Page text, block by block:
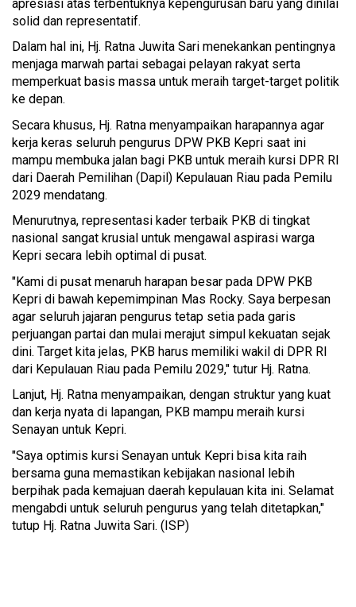
apresiasi atas terbentuknya kepengurusan baru yang dinilai
solid dan representatif.
Dalam hal ini, Hj. Ratna Juwita Sari menekankan pentingnya
menjaga marwah partai sebagai pelayan rakyat serta
memperkuat basis massa untuk meraih target-target politik
ke depan.
Secara khusus, Hj. Ratna menyampaikan harapannya agar
kerja keras seluruh pengurus DPW PKB Kepri saat ini
mampu membuka jalan bagi PKB untuk meraih kursi DPR RI
dari Daerah Pemilihan (Dapil) Kepulauan Riau pada Pemilu
2029 mendatang.
Menurutnya, representasi kader terbaik PKB di tingkat
nasional sangat krusial untuk mengawal aspirasi warga
Kepri secara lebih optimal di pusat.
"Kami di pusat menaruh harapan besar pada DPW PKB
Kepri di bawah kepemimpinan Mas Rocky. Saya berpesan
agar seluruh jajaran pengurus tetap setia pada garis
perjuangan partai dan mulai merajut simpul kekuatan sejak
dini. Target kita jelas, PKB harus memiliki wakil di DPR RI
dari Kepulauan Riau pada Pemilu 2029," tutur Hj. Ratna.
Lanjut, Hj. Ratna menyampaikan, dengan struktur yang kuat
dan kerja nyata di lapangan, PKB mampu meraih kursi
Senayan untuk Kepri.
"Saya optimis kursi Senayan untuk Kepri bisa kita raih
bersama guna memastikan kebijakan nasional lebih
berpihak pada kemajuan daerah kepulauan kita ini. Selamat
mengabdi untuk seluruh pengurus yang telah ditetapkan,"
tutup Hj. Ratna Juwita Sari. (ISP)